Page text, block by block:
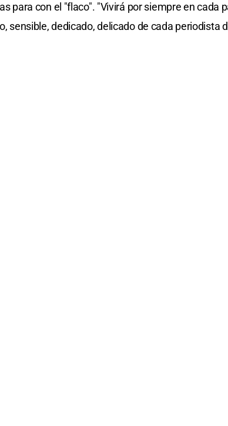
para con el "flaco". "Vivirá por siempre en cada
sensible, dedicado, delicado de cada periodista